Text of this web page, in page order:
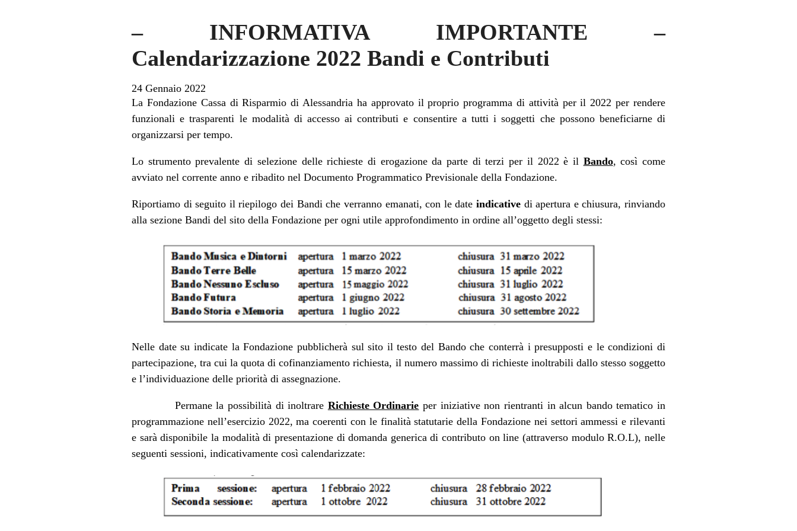
– INFORMATIVA IMPORTANTE –
Calendarizzazione 2022 Bandi e Contributi
24 Gennaio 2022
La Fondazione Cassa di Risparmio di Alessandria ha approvato il proprio programma di attività per il 2022 per rendere
funzionali e trasparenti le modalità di accesso ai contributi e consentire a tutti i soggetti che possono beneficiarne di
organizzarsi per tempo.
Lo strumento prevalente di selezione delle richieste di erogazione da parte di terzi per il 2022 è il Bando, così come
avviato nel corrente anno e ribadito nel Documento Programmatico Previsionale della Fondazione.
Riportiamo di seguito il riepilogo dei Bandi che verranno emanati, con le date indicativedi apertura e chiusura, rinviando
alla sezione Bandi del sito della Fondazione per ogni utile approfondimento in ordine all’oggetto degli stessi:
Nelle date su indicate la Fondazione pubblicherà sul sito il testo del Bando che conterrà i presupposti e le condizioni di
partecipazione, tra cui la quota di cofinanziamento richiesta, il numero massimo di richieste inoltrabili dallo stesso soggetto
e l’individuazione delle priorità di assegnazione.
Permane la possibilità di inoltrare Richieste Ordinarie per iniziative non rientranti in alcun bando tematico in
programmazione nell’esercizio 2022, ma coerenti con le finalità statutarie della Fondazione nei settori ammessi e rilevanti
e sarà disponibile la modalità di presentazione di domanda generica di contributo on line (attraverso modulo R.O.L), nelle
seguenti sessioni, indicativamente così calendarizzate: